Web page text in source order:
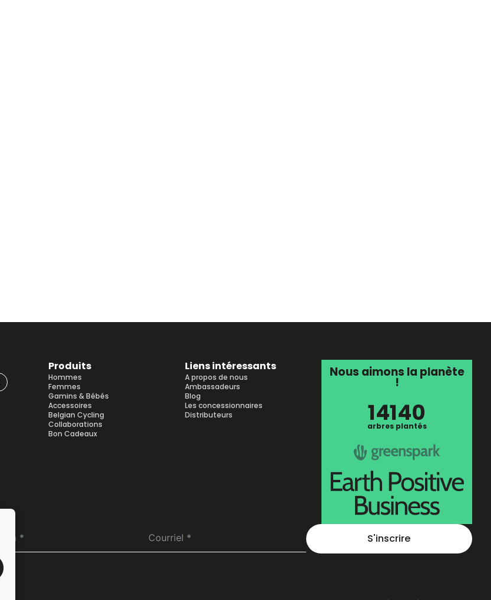
Produits
Hommes
Femmes
Gamins & Bébés
Accessoires
Belgian Cycling
Collaborations
Bon Cadeaux
Liens intéressants
A propos de nous
Ambassadeurs
Blog
Les concessionnaires
Distributeurs
Nous aimons la planète
!
14140
arbres plantés
S'inscrire